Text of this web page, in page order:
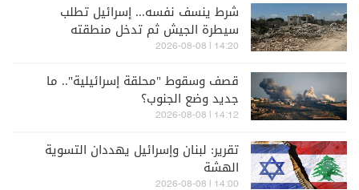
شرط ينسف نفسه... إسرائيل تطلب
سيطرة الجيش ثم تدخل منطقته
14:20 | 2026-08-08
قصف وسقوط "محلقة إسرائيلية".. ما
جديد وضع الجنوب؟
14:12 | 2026-08-08
تقرير: لبنان وإسرائيل يهددان التسوية
الهشة
14:00 | 2026-08-08